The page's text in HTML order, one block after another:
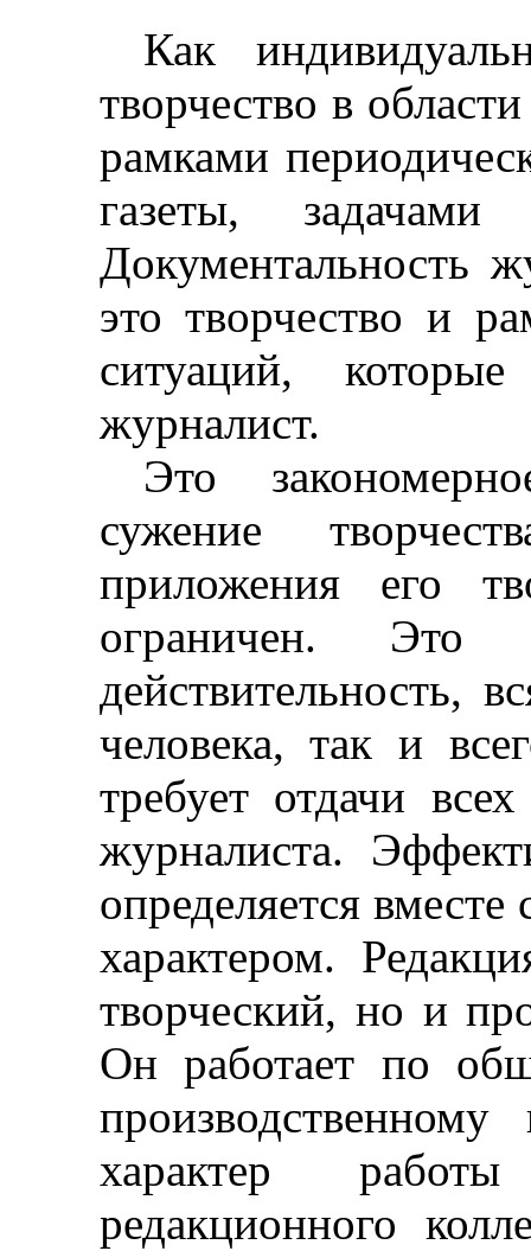
Как
творчество в
рамками
газеты,
Документальность
это творчество и
ситуаций,
журналист.
Это
сужение
приложения его
ограничен. Это
действительность,
человека, так и
требует отдачи
журналиста.
определяется
характером.
творческий, но и
Он работает по
характер
редакционного